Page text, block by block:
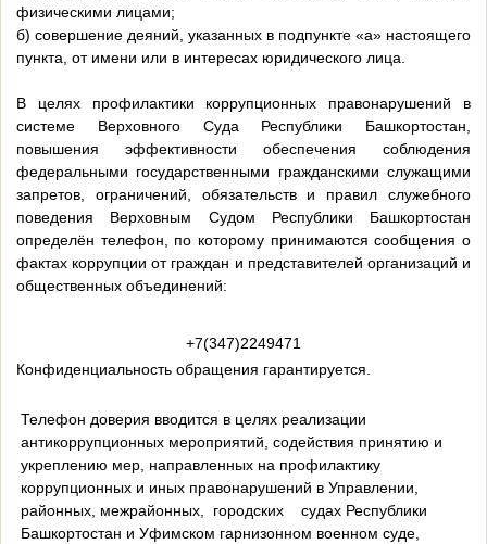
физическими лицами;
б) совершение деяний, указанных в подпункте «а» настоящего
пункта, от имени или в интересах юридического лица.
В целях профилактики коррупционных правонарушений в
системе Верховного Суда Республики Башкортостан,
повышения эффективности обеспечения соблюдения
федеральными государственными гражданскими служащими
запретов, ограничений, обязательств и правил служебного
поведения Верховным Судом Республики Башкортостан
определён телефон, по которому принимаются сообщения о
фактах коррупции от граждан и представителей организаций и
общественных объединений:
+7(347)2249471
Конфиденциальность обращения гарантируется.
Телефон доверия вводится в целях реализации
антикоррупционных мероприятий, содействия принятию и
укреплению мер, направленных на профилактику
коррупционных и иных правонарушений в Управлении,
районных, межрайонных, городских судах Республики
Башкортостан и Уфимском гарнизонном военном суде,